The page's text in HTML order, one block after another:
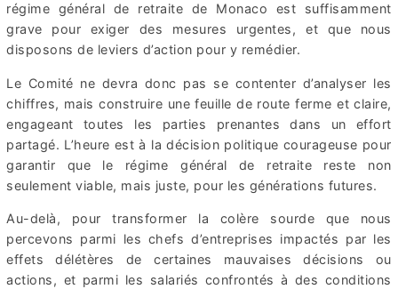
régime général de retraite de Monaco est suffisamment
grave pour exiger des mesures urgentes, et que nous
disposons de leviers d’action pour y remédier.
Le Comité ne devra donc pas se contenter d’analyser les
chiffres, mais construire une feuille de route ferme et claire,
engageant toutes les parties prenantes dans un effort
partagé. L’heure est à la décision politique courageuse pour
garantir que le régime général de retraite reste non
seulement viable, mais juste, pour les générations futures.
Au-delà, pour transformer la colère sourde que nous
percevons parmi les chefs d’entreprises impactés par les
effets délétères de certaines mauvaises décisions ou
actions, et parmi les salariés confrontés à des conditions